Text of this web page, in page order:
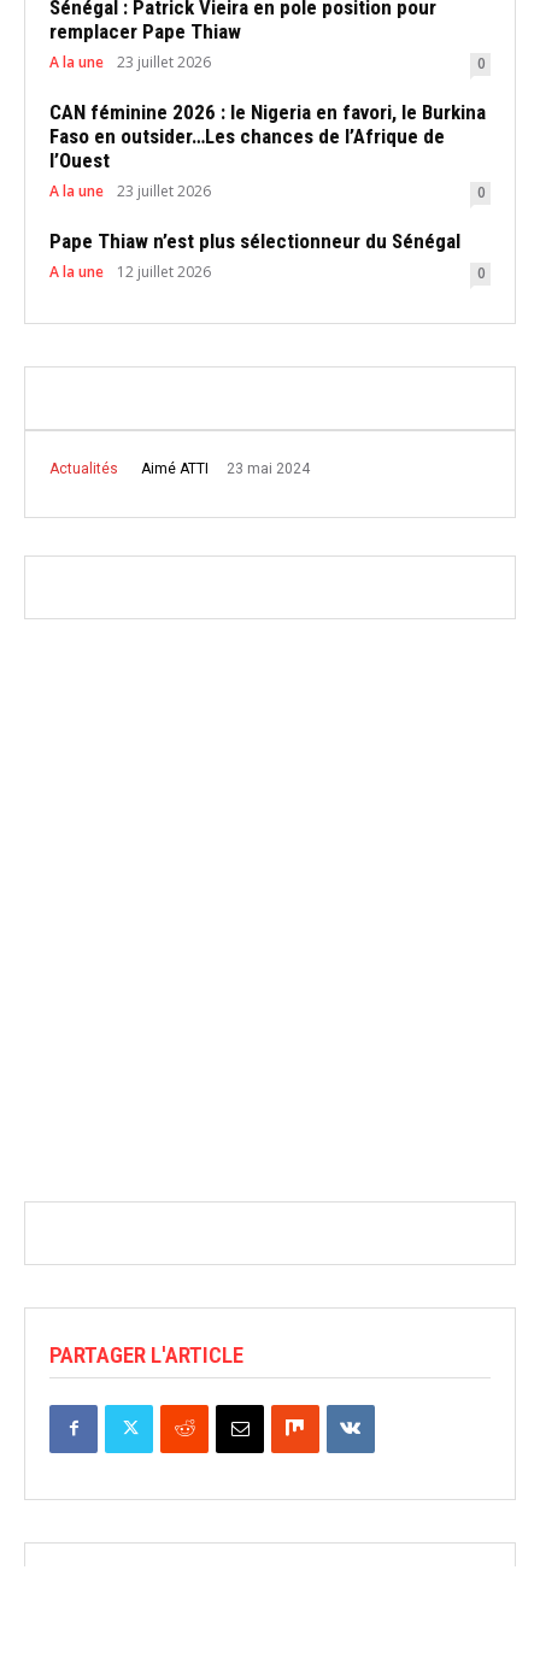
Sénégal : Patrick Vieira en pole position pour
remplacer Pape Thiaw
A la une 23 juillet 2026 0
CAN féminine 2026 : le Nigeria en favori, le Burkina
Faso en outsider…Les chances de l’Afrique de
l’Ouest
A la une 23 juillet 2026 0
Pape Thiaw n’est plus sélectionneur du Sénégal
A la une 12 juillet 2026 0
Actualités Aimé ATTI 23 mai 2024
PARTAGER L'ARTICLE